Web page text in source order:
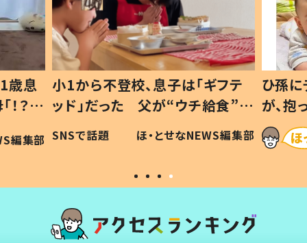
歳息
？」
編集部
小1から不登校、息子は「ギフテ
ッド」だった 父が“ウチ給食”を
作り続ける理由とは #令和の親
#令和の子
SNSで話題 ほ・とせなNEWS編集部
ひ孫
が、
「涙が
い」